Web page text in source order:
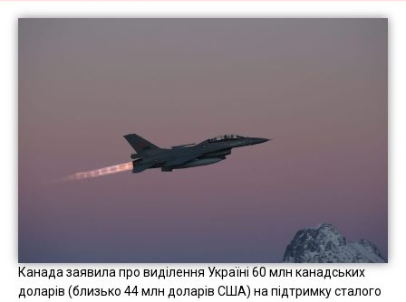
Канада заявила про виділення Україні 60 млн канадських
доларів (близько 44 млн доларів США) на підтримку сталого